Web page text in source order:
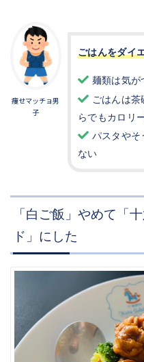
痩せマッチョ男
子
ごはんをダイ
麺類は気が
ごはんは
らでもカロリ
パスタやそ
ない
「白ご飯」やめて「
ド」にした